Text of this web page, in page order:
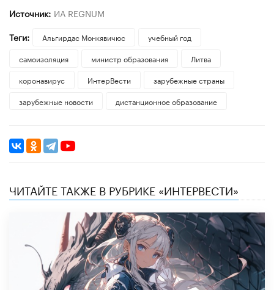
Источник: ИА REGNUM
Теги:
Альгирдас Монкявичюс
учебный год
самоизоляция
министр образования
Литва
коронавирус
ИнтерВести
зарубежные страны
зарубежные новости
дистанционное образование
ЧИТАЙТЕ ТАКЖЕ В РУБРИКЕ «ИНТЕРВЕСТИ»